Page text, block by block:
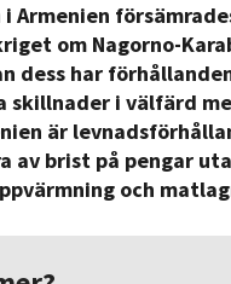
Armenien
om Nagorno-
dess har
i välfärd
är
av brist på pengar
och